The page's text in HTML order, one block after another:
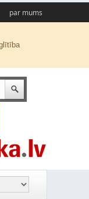
par mums